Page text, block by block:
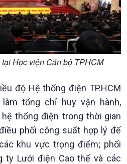
Thế giới & Việt Nam
Biên cương - Một dải vững
bền
Học viện Cán bộ TPHCM
độ Hệ thống điện TP.HCM
làm tổng chỉ huy vận hành,
thống điện trong thời gian
phối công suất hợp lý để
khu vực trọng điểm; phối
ty Lưới điện Cao thế và các